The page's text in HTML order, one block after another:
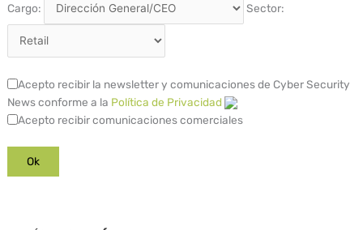
Cargo: Sector:
Acepto recibir la newsletter y comunicaciones de Cyber Security
News conforme a la Política de Privacidad
Acepto recibir comunicaciones comerciales